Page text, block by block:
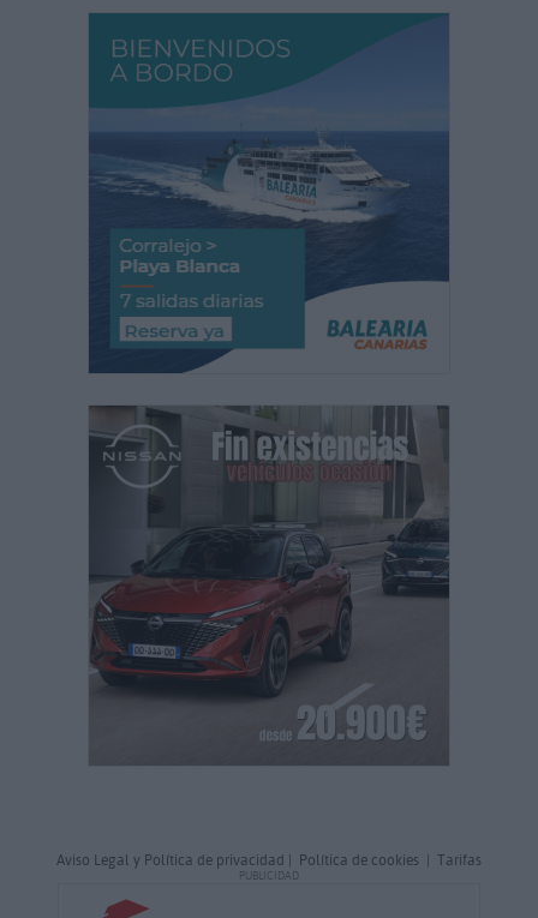
Aviso Legal y Política de privacidad | Política de cookies | Tarifas
PUBLICIDAD